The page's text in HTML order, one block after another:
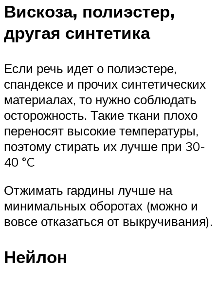
Вискоза, полиэстер,
другая синтетика
Если речь идет о полиэстере,
спандексе и прочих синтетических
материалах, то нужно соблюдать
осторожность. Такие ткани плохо
переносят высокие температуры,
поэтому стирать их лучше при 30-
40 °C
Отжимать гардины лучше на
минимальных оборотах (можно и
вовсе отказаться от выкручивания).
Нейлон